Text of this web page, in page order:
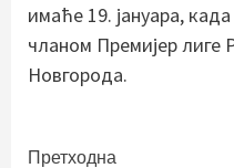
имаће 19. јануара,
чланом Премијер лиге
Новгорода.
Претходна